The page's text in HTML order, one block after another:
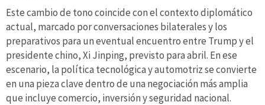
Este cambio de tono coincide con el contexto diplomático
actual, marcado por conversaciones bilaterales y los
preparativos para un eventual encuentro entre Trump y el
presidente chino, Xi Jinping, previsto para abril. En ese
escenario, la política tecnológica y automotriz se convierte
en una pieza clave dentro de una negociación más amplia
que incluye comercio, inversión y seguridad nacional.